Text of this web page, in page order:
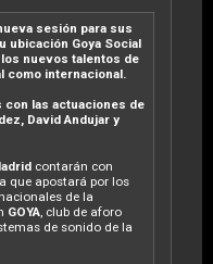
sesión para sus
ubicación Goya Social
nuevos talentos de
como internacional.
con las actuaciones de
David Andujar y
contarán con
que apostará por los
de la
GOYA , club de aforo
de sonido de la